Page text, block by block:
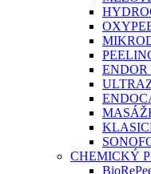
ENDOR
CHEMICKÝ